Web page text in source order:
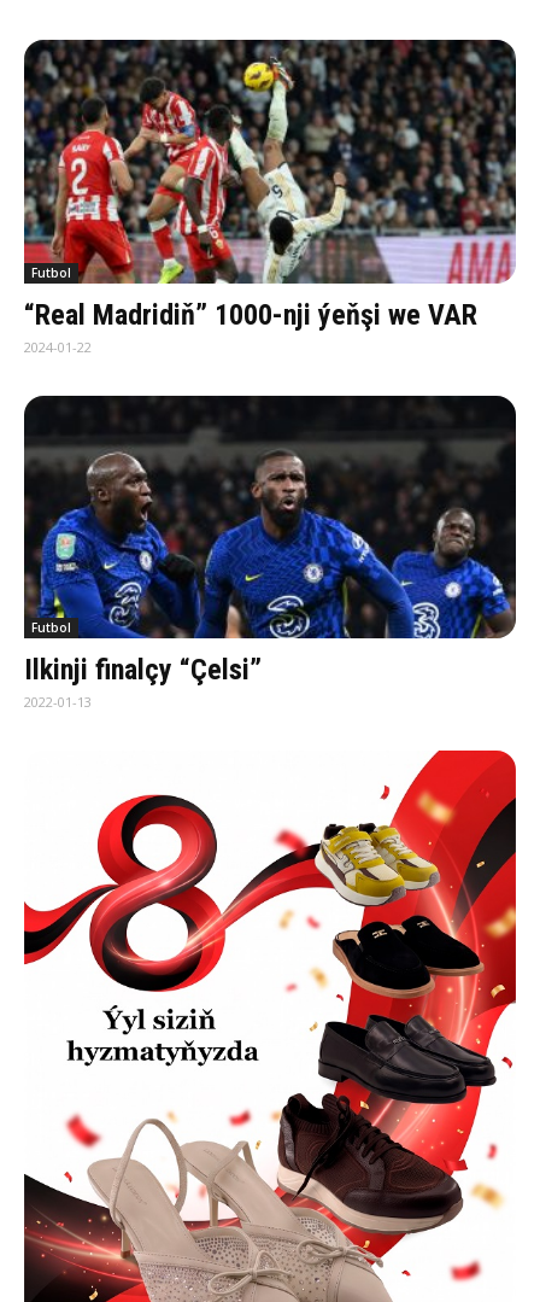
Futbol
“Real Madridiň” 1000-nji ýeňşi we VAR
2024-01-22
Futbol
Ilkinji finalçy “Çelsi”
2022-01-13